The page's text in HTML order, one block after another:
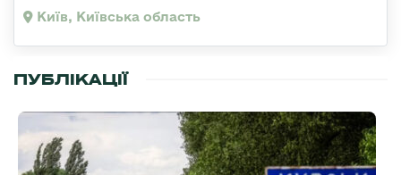
Київ, Київська область
ПУБЛІКАЦІЇ